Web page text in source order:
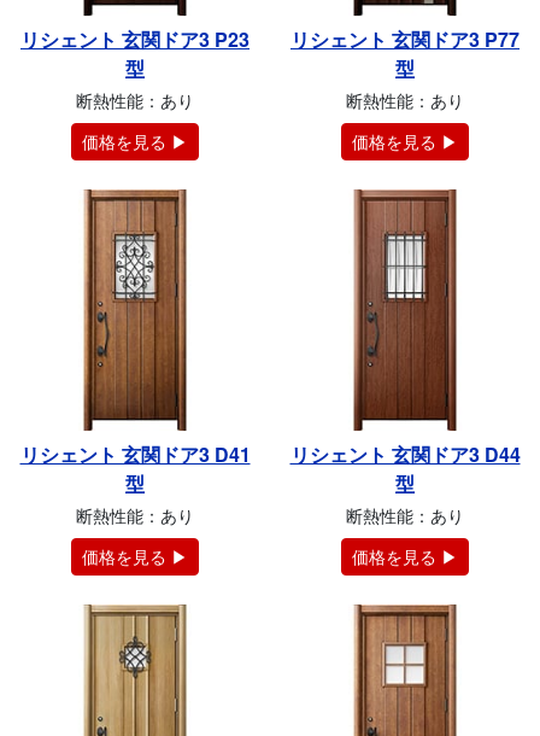
リシェント 玄関ドア3 P23
型
断熱性能：あり
価格を見る ▶
リシェント 玄関ドア3 P77
型
断熱性能：あり
価格を見る ▶
リシェント 玄関ドア3 D41
型
断熱性能：あり
価格を見る ▶
リシェント 玄関ドア3 D44
型
断熱性能：あり
価格を見る ▶